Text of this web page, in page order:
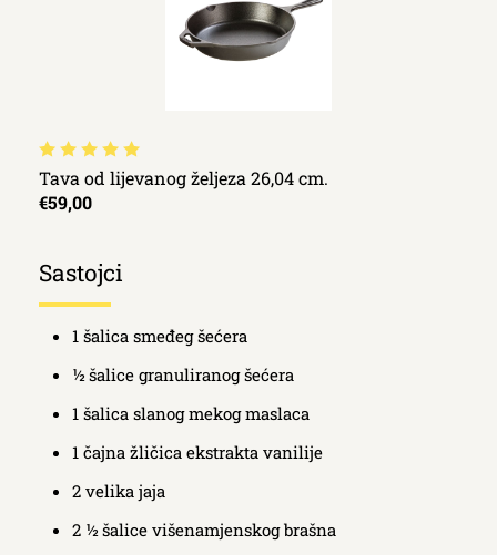
Tava od lijevanog željeza 26,04 cm.
€59,00
Sastojci
1 šalica smeđeg šećera
½ šalice granuliranog šećera
1 šalica slanog mekog maslaca
1 čajna žličica ekstrakta vanilije
2 velika jaja
2 ½ šalice višenamjenskog brašna